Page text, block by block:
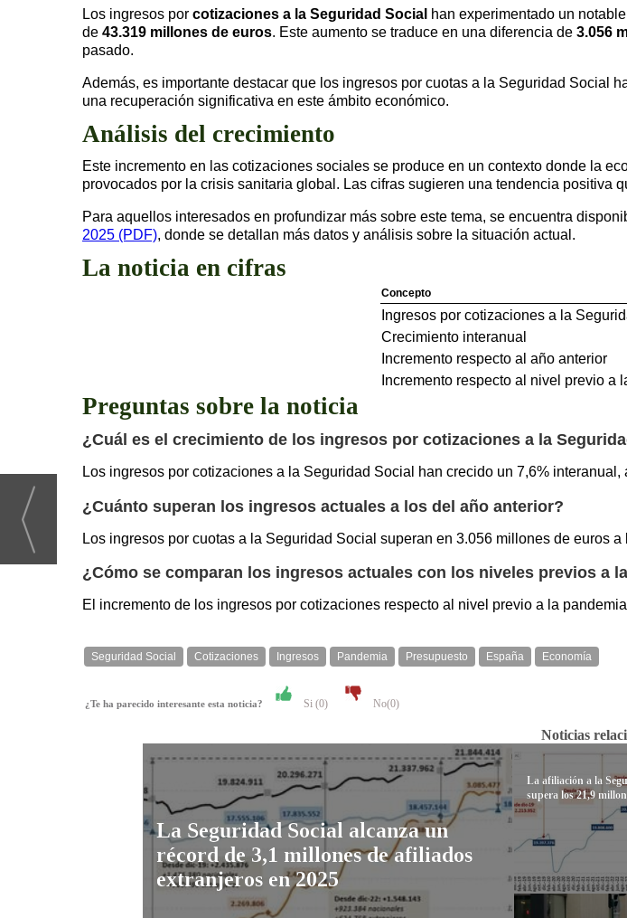
Los ingresos por cotizaciones a la Seguridad Social han experimentado un
de 43.319 millones de euros. Este aumento se traduce en una diferencia de 3.056
pasado.
Además, es importante destacar que los ingresos por cuotas a la Seguridad Social
una recuperación significativa en este ámbito económico.
Análisis del crecimiento
Este incremento en las cotizaciones sociales se produce en un contexto donde la
provocados por la crisis sanitaria global. Las cifras sugieren una tendencia positiva
Para aquellos interesados en profundizar más sobre este tema, se encuentra
2025 (PDF), donde se detallan más datos y análisis sobre la situación actual.
La noticia en cifras
Concepto
Ingresos por cotizaciones a la
Crecimiento interanual
Incremento respecto al año anterior
Incremento respecto al nivel previo a
Preguntas sobre la noticia
¿Cuál es el crecimiento de los ingresos por cotizaciones a la
Los ingresos por cotizaciones a la Seguridad Social han crecido un 7,6%
¿Cuánto superan los ingresos actuales a los del año anterior?
Los ingresos por cuotas a la Seguridad Social superan en 3.056 millones de euros
¿Cómo se comparan los ingresos actuales con los niveles previos a
El incremento de los ingresos por cotizaciones respecto al nivel previo a la
Seguridad Social Cotizaciones Ingresos Pandemia Presupuesto España Economía
¿Te ha parecido interesante esta noticia? Si (0) No(0)
Noticias
La Seguridad Social alcanza un
récord de 3,1 millones de afiliados
extranjeros en 2025
La afiliación a la
supera los 21,9